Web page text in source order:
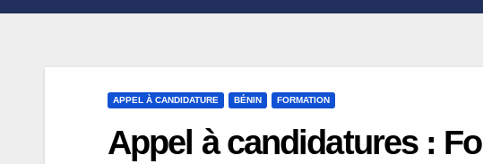
APPEL À CANDIDATURE BÉNIN FORMATION
Appel à candidatures :